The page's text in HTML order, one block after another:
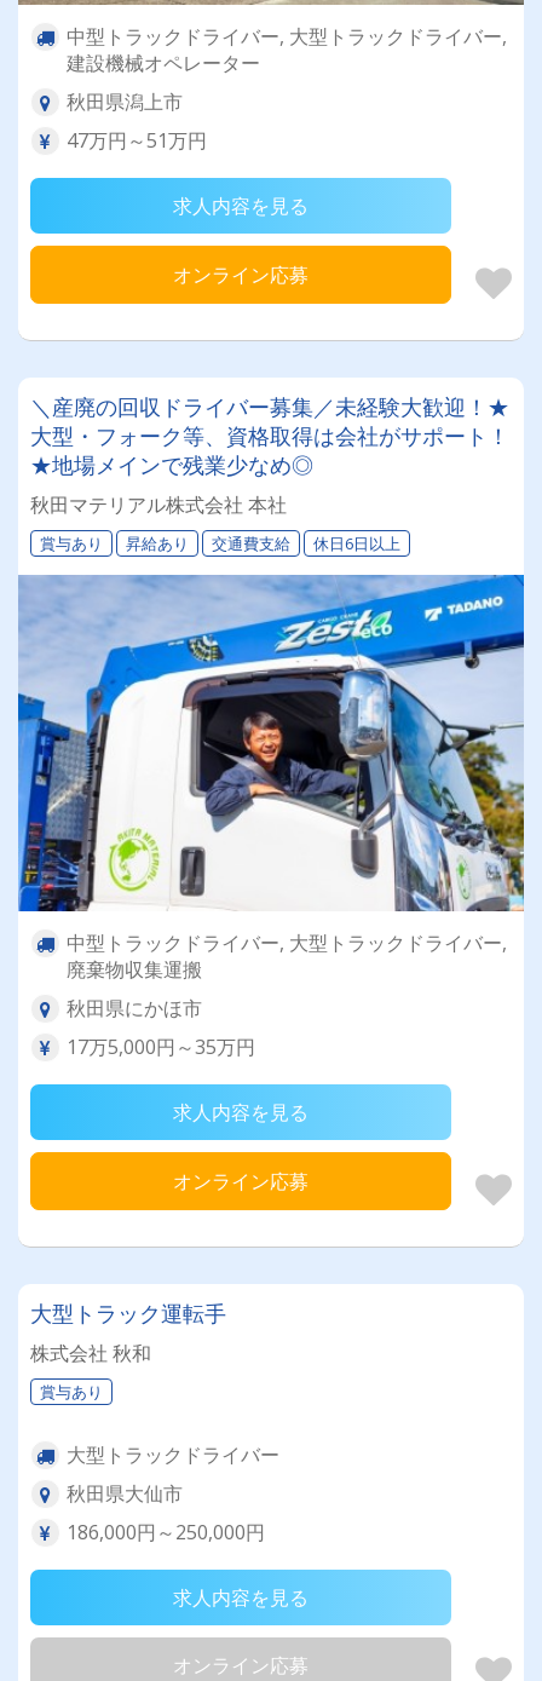
中型トラックドライバー, 大型トラックドライバー,
建設機械オペレーター
秋田県潟上市
47万円～51万円
求人内容を見る
オンライン応募
＼産廃の回収ドライバー募集／未経験大歓迎！★
大型・フォーク等、資格取得は会社がサポート！
★地場メインで残業少なめ◎
秋田マテリアル株式会社 本社
賞与あり 昇給あり 交通費支給 休日6日以上
中型トラックドライバー, 大型トラックドライバー,
廃棄物収集運搬
秋田県にかほ市
17万5,000円～35万円
求人内容を見る
オンライン応募
大型トラック運転手
株式会社 秋和
賞与あり
大型トラックドライバー
秋田県大仙市
186,000円～250,000円
求人内容を見る
オンライン応募